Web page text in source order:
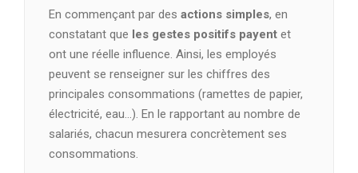
En commençant par des actions simples, en
constatant que les gestes positifs payent et
ont une réelle influence. Ainsi, les employés
peuvent se renseigner sur les chiffres des
principales consommations (ramettes de papier,
électricité, eau…). En le rapportant au nombre de
salariés, chacun mesurera concrètement ses
consommations.